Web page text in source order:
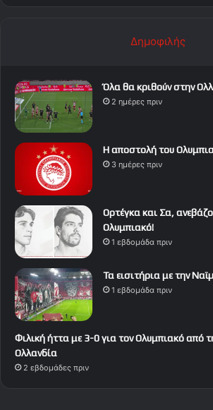
Δημοφιλής
Όλα θα κριθούν στην
2 ημέρες πριν
Η αποστολή του
3 ημέρες πριν
Ορτέγκα και Σα,
Ολυμπιακό!
1 εβδομάδα πριν
Τα εισιτήρια με την
1 εβδομάδα πριν
Φιλική ήττα με 3-0 για τον Ολυμπιακό από
Ολλανδία
2 εβδομάδες πριν